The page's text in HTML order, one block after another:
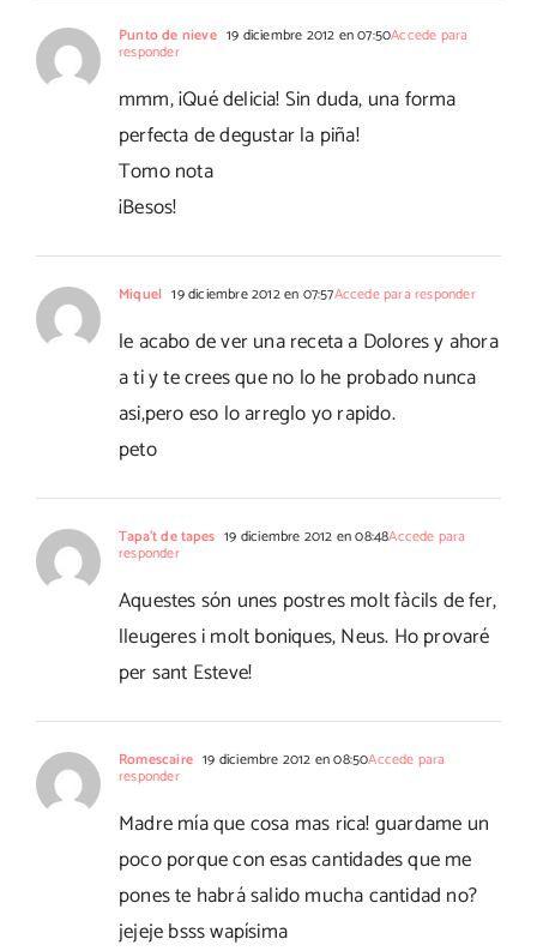
Punto de nieve 19 diciembre 2012 en 07:50Accede para
responder
mmm, ¡Qué delicia! Sin duda, una forma
perfecta de degustar la piña!
Tomo nota
¡Besos!
Miquel 19 diciembre 2012 en 07:57Accede para responder
le acabo de ver una receta a Dolores y ahora
a ti y te crees que no lo he probado nunca
asi,pero eso lo arreglo yo rapido.
peto
Tapa't de tapes 19 diciembre 2012 en 08:48Accede para
responder
Aquestes són unes postres molt fàcils de fer,
lleugeres i molt boniques, Neus. Ho provaré
per sant Esteve!
Romescaire 19 diciembre 2012 en 08:50Accede para
responder
Madre mía que cosa mas rica! guardame un
poco porque con esas cantidades que me
pones te habrá salido mucha cantidad no?
jejeje bsss wapísima